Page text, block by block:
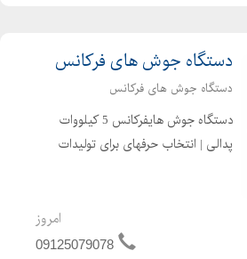
دستگاه جوش های فرکانس
دستگاه جوش های فرکانس
دستگاه جوش هایفرکانس 5 کیلووات
پدالی | انتخاب حرفهای برای تولیدات
تولیدکنندگانی است که به سرعت، دقت و
امروز
09125079078